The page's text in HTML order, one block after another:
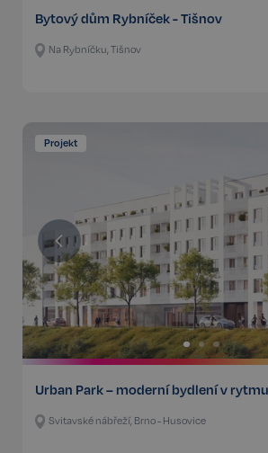
Bytový dům Rybníček - Tišnov
Na Rybníčku, Tišnov
Projekt
Urban Park – moderní bydlení v
Svitavské nábřeží, Brno - Husovice